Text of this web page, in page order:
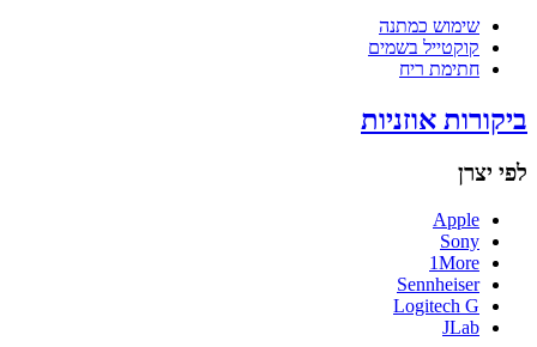
שימוש כמתנה
קוקטייל בשמים
חתימת ריח
ביקורות אוזניות
לפי יצרן
Apple
Sony
1More
Sennheiser
Logitech G
JLab